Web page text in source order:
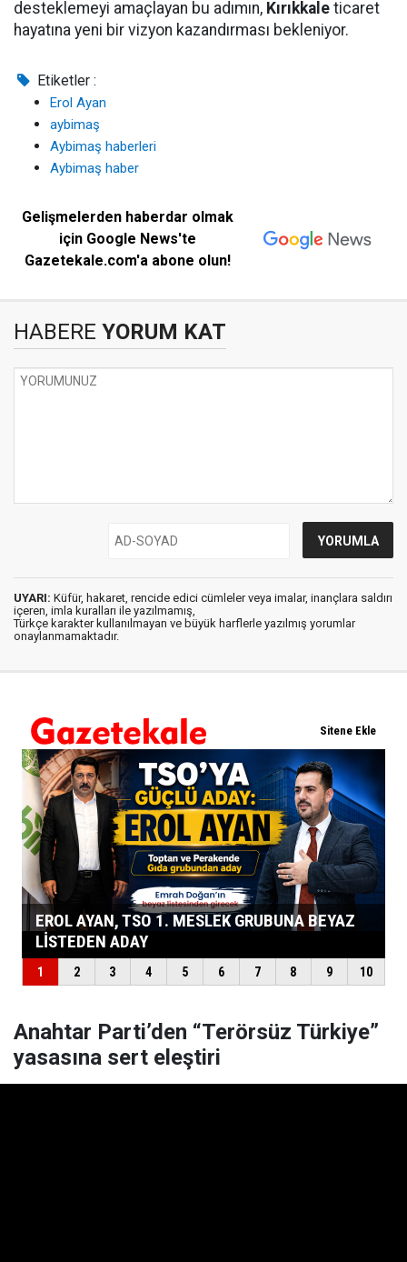
desteklemeyi amaçlayan bu adımın, Kırıkkale ticaret
hayatına yeni bir vizyon kazandırması bekleniyor.
Etiketler :
Erol Ayan
aybimaş
Aybimaş haberleri
Aybimaş haber
Gelişmelerden haberdar olmak
için Google News'te
Gazetekale.com'a abone olun!
HABERE YORUM KAT
UYARI: Küfür, hakaret, rencide edici cümleler veya imalar, inançlara saldırı
içeren, imla kuralları ile yazılmamış,
Türkçe karakter kullanılmayan ve büyük harflerle yazılmış yorumlar
onaylanmamaktadır.
Anahtar Parti’den “Terörsüz Türkiye”
yasasına sert eleştiri